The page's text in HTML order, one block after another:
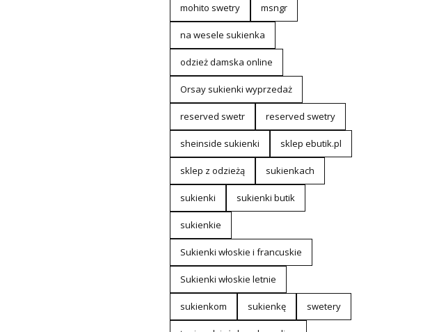
mohito swetry msngr
na wesele sukienka
odzież damska online
Orsay sukienki wyprzedaż
reserved swetr reserved swetry
sheinside sukienki sklep ebutik.pl
sklep z odzieżą sukienkach
sukienki sukienki butik
sukienkie
Sukienki włoskie i francuskie
Sukienki włoskie letnie
sukienkom sukienkę swetery